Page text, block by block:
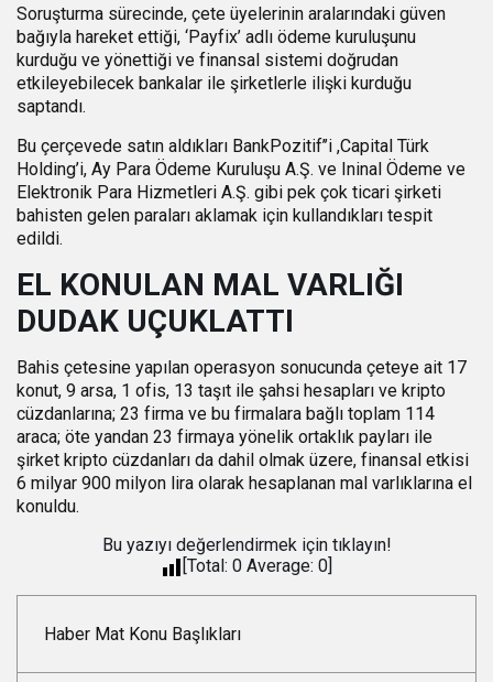
Soruşturma sürecinde, çete üyelerinin aralarındaki güven
bağıyla hareket ettiği, ‘Payfix’ adlı ödeme kuruluşunu
kurduğu ve yönettiği ve finansal sistemi doğrudan
etkileyebilecek bankalar ile şirketlerle ilişki kurduğu
saptandı.
Bu çerçevede satın aldıkları BankPozitif’’i ,Capital Türk
Holding’i, Ay Para Ödeme Kuruluşu A.Ş. ve Ininal Ödeme ve
Elektronik Para Hizmetleri A.Ş. gibi pek çok ticari şirketi
bahisten gelen paraları aklamak için kullandıkları tespit
edildi.
EL KONULAN MAL VARLIĞI
DUDAK UÇUKLATTI
Bahis çetesine yapılan operasyon sonucunda çeteye ait 17
konut, 9 arsa, 1 ofis, 13 taşıt ile şahsi hesapları ve kripto
cüzdanlarına; 23 firma ve bu firmalara bağlı toplam 114
araca; öte yandan 23 firmaya yönelik ortaklık payları ile
şirket kripto cüzdanları da dahil olmak üzere, finansal etkisi
6 milyar 900 milyon lira olarak hesaplanan mal varlıklarına el
konuldu.
Bu yazıyı değerlendirmek için tıklayın!
[Total: 0 Average: 0]
Haber Mat Konu Başlıkları